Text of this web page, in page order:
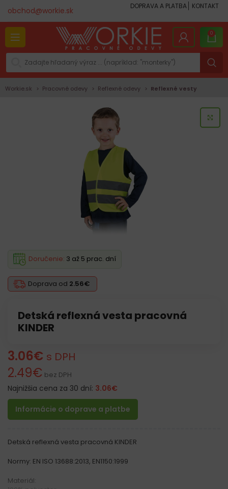
obchod@workie.sk DOPRAVA A PLATBA KONTAKT
0
Workie.sk Pracovné odevy Reflexné odevy Reflexné vesty
Detská reflexná vesta pracovná
KINDER
Doprava od 2.56€
Doručenie: 3 až 5 prac. dní
3.06€ s DPH
2.49€ bez DPH
Najnižšia cena za 30 dní: 3.06€
Informácie o doprave a platbe
Detská reflexná vesta pracovná KINDER
Normy: EN ISO 13688:2013, EN1150:1999
Materiál: